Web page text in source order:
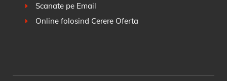
Scanate pe Email
Online folosind Cerere Oferta